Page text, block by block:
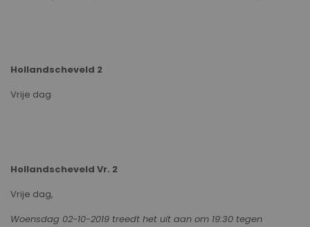
Hollandscheveld 2
Vrije dag
Hollandscheveld Vr. 2
Vrije dag,
Woensdag 02-10-2019 treedt het uit aan om 19:30 tegen